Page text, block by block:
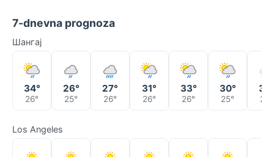
7-dnevna prognoza
Шангај
34°
26°
26°
25°
27°
26°
31°
26°
33°
26°
30°
25° 24°
Los Angeles